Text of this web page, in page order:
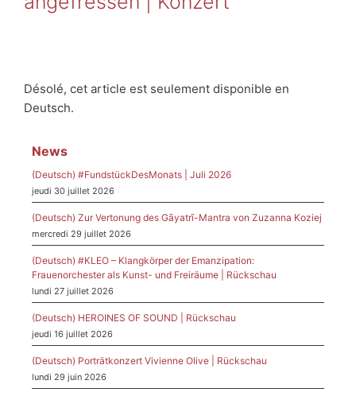
Désolé, cet article est seulement disponible en
Deutsch.
News
(Deutsch) #FundstückDesMonats | Juli 2026
jeudi 30 juillet 2026
(Deutsch) Zur Vertonung des Gāyatrī-Mantra von Zuzanna Koziej
mercredi 29 juillet 2026
(Deutsch) #KLEO – Klangkörper der Emanzipation:
Frauenorchester als Kunst- und Freiräume | Rückschau
lundi 27 juillet 2026
(Deutsch) HEROINES OF SOUND | Rückschau
jeudi 16 juillet 2026
(Deutsch) Porträtkonzert Vivienne Olive | Rückschau
lundi 29 juin 2026